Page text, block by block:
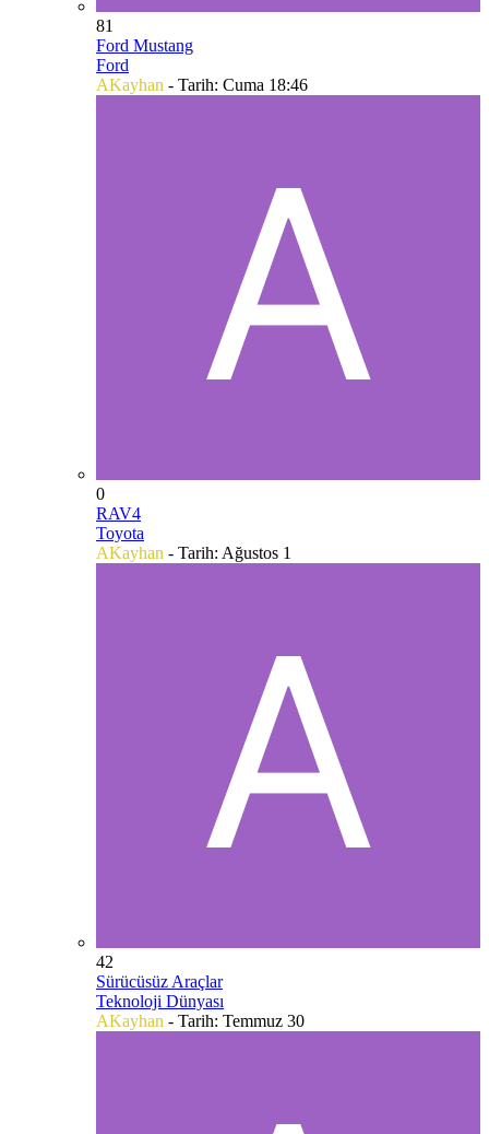
81
Ford Mustang
Ford
AKayhan - Tarih: Cuma 18:46
0
RAV4
Toyota
AKayhan - Tarih: Ağustos 1
42
Sürücüsüz Araçlar
Teknoloji Dünyası
AKayhan - Tarih: Temmuz 30